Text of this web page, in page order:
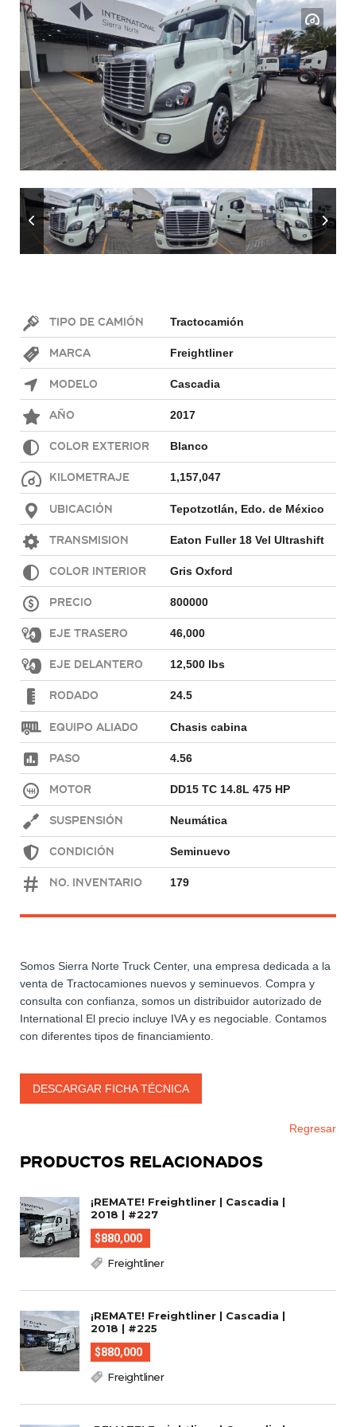
Tipo de Camión Tractocamión
Marca Freightliner
Modelo Cascadia
Año 2017
Color exterior Blanco
Kilometraje 1,157,047
Ubicación Tepotzotlán, Edo. de México
Transmision Eaton Fuller 18 Vel Ultrashift
Color interior Gris Oxford
Precio 800000
Eje Trasero 46,000
Eje Delantero 12,500 lbs
Rodado 24.5
Equipo Aliado Chasis cabina
Paso 4.56
Motor DD15 TC 14.8L 475 HP
Suspensión Neumática
Condición Seminuevo
No. Inventario 179
Somos Sierra Norte Truck Center, una empresa dedicada a la
venta de Tractocamiones nuevos y seminuevos. Compra y
consulta con confianza, somos un distribuidor autorizado de
International El precio incluye IVA y es negociable. Contamos
con diferentes tipos de financiamiento.
DESCARGAR FICHA TÉCNICA
Regresar
PRODUCTOS RELACIONADOS
¡REMATE! Freightliner | Cascadia |
2018 | #227
$880,000
Freightliner
¡REMATE! Freightliner | Cascadia |
2018 | #225
$880,000
Freightliner